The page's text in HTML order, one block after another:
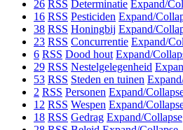
26 RSS Determinatie Expand/
16 RSS Pesticiden Expand/
38 RSS Honingbij Expand/
23 RSS Concurrentie Expand/
6 RSS Dood hout Expand/
29 RSS Nestelgelegenheid
53 RSS Steden en tuinen
2 RSS Personen Expand/
12 RSS Wespen Expand/
18 RSS Gedrag Expand/Collapse